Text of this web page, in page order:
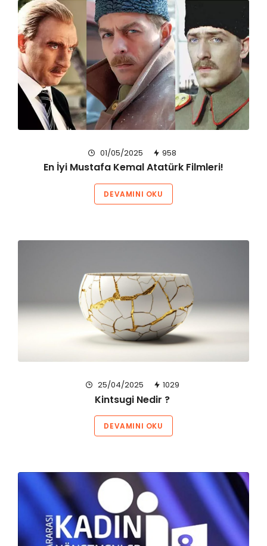
01/05/2025 958
En İyi Mustafa Kemal Atatürk Filmleri!
DEVAMINI OKU
25/04/2025 1029
Kintsugi Nedir ?
DEVAMINI OKU